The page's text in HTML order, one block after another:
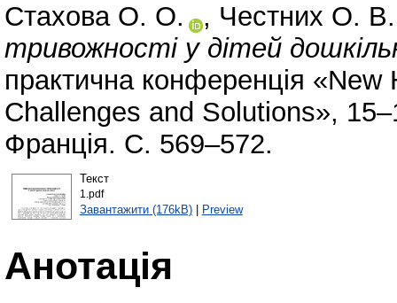
Стахова О. О. , Честних О. В.
тривожності у дітей
практична конференція
Challenges and Solutions»,
Франція. С. 569–572.
Текст
1.pdf
Завантажити (176kB)| Preview
Анотація